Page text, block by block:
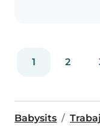
1 2
Babysits